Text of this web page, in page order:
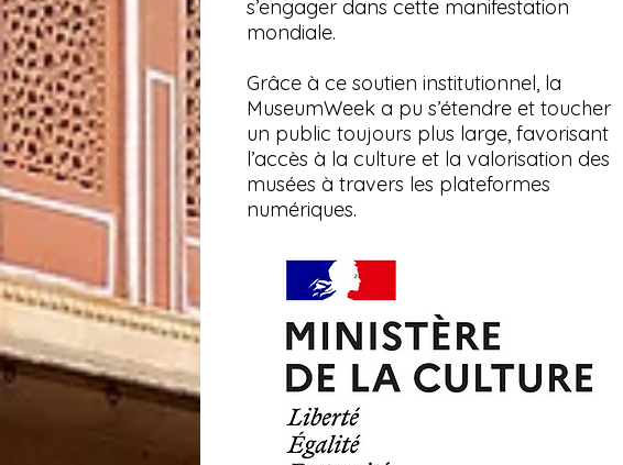
s’engager dans cette manifestation
mondiale.
Grâce à ce soutien institutionnel, la
MuseumWeek a pu s’étendre et toucher
un public toujours plus large, favorisant
l’accès à la culture et la valorisation des
musées à travers les plateformes
numériques.